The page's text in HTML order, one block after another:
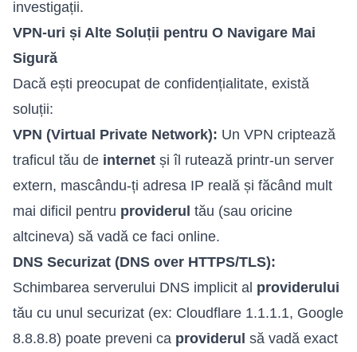
investigații.
VPN-uri și Alte Soluții pentru O Navigare Mai
Sigură
Dacă ești preocupat de confidențialitate, există
soluții:
VPN (Virtual Private Network): Un VPN criptează
traficul tău de internet și îl rutează printr-un server
extern, mascându-ți adresa IP reală și făcând mult
mai dificil pentru providerul tău (sau oricine
altcineva) să vadă ce faci online.
DNS Securizat (DNS over HTTPS/TLS):
Schimbarea serverului DNS implicit al providerului
tău cu unul securizat (ex: Cloudflare 1.1.1.1, Google
8.8.8.8) poate preveni ca providerul să vadă exact